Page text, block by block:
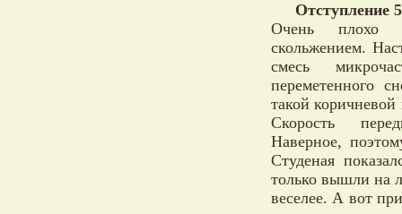
Отступление
Очень плохо
скольжением.
смесь
переметенного
такой коричневой
Скорость
Наверное,
Студеная
только вышли на
веселее. А вот